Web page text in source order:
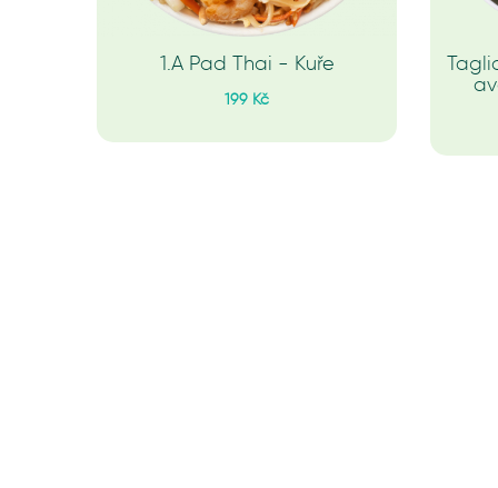
1.A Pad Thai - Kuře
199 Kč